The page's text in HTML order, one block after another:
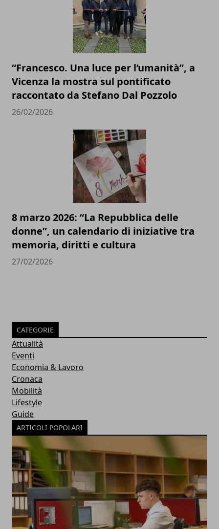
“Francesco. Una luce per l’umanità”, a
Vicenza la mostra sul pontificato
raccontato da Stefano Dal Pozzolo
26/02/2026
8 marzo 2026: “La Repubblica delle
donne”, un calendario di iniziative tra
memoria, diritti e cultura
27/02/2026
CATEGORIE
Attualità
Eventi
Economia & Lavoro
Cronaca
Mobilità
Lifestyle
Guide
ARTICOLI POPOLARI